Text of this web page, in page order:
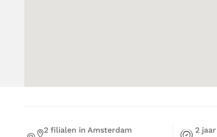
2 filialen in Amsterdam 2